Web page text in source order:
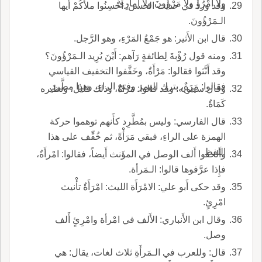
ولا أَمْرُؤٌ ولا مَرْؤُونَ ولا أَمارِئُ.
وقد ورد في حديث الحسن: أَحْسِنُوا ملأَكُمْ أَيها
الـمَرْؤُونَ.
قال ابن الأَثير: هو جَمْعُ المَرْءِ، وهو الرَّجل.
ومنه قول رُؤْبةَ لِطائفةٍ رَآهم: أَيْنَ يُرِيد الـمَرْؤُونَ؟
وقد أَنَّثوا فقالوا: مَرْأَةٌ، وخَفَّفوا التخفيف القياسي
فقالوا: مَرَةٌ، بترك الهمز وفتح الراءِ، وهذا مطَّرد.
وقال سيبويه: وقد قالوا: مَراةٌ، وذلك قليل، ونظيره
كَمَاةٌ.
قال الفارسي: وليس بمُطَّرِد كأَنهم توهموا حركة
الهمزة على الراءِ، فبقي مَرَأْةً، ثم خُفِّف على هذا
اللفظ.
وأَلحقوا أَلف الوصل في المؤَنث أَيضاً، فقالوا: امْرأَةٌ،
فإِذا عرَّفوها قالوا: الـمَرأة.
وقد حكى أَبو علي: الامْرَأَة الليث: امْرَأَةٌ تأْنيث
امْرِئٍ.
وقال ابن الأَنباري: الأَلف في امْرأة وامْرِئٍ أَلف
وصل.
قال: وللعرب في الـمَرأَةِ ثلاث لغات، يقال: هي